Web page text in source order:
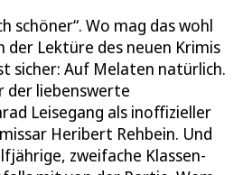
schöner“. Wo mag das wohl
der Lektüre des neuen Krimis
sicher: Auf Melaten natürlich.
liebenswerte
Leisegang als inoffizieller
Heribert Rehbein. Und
zweifache Klassen-